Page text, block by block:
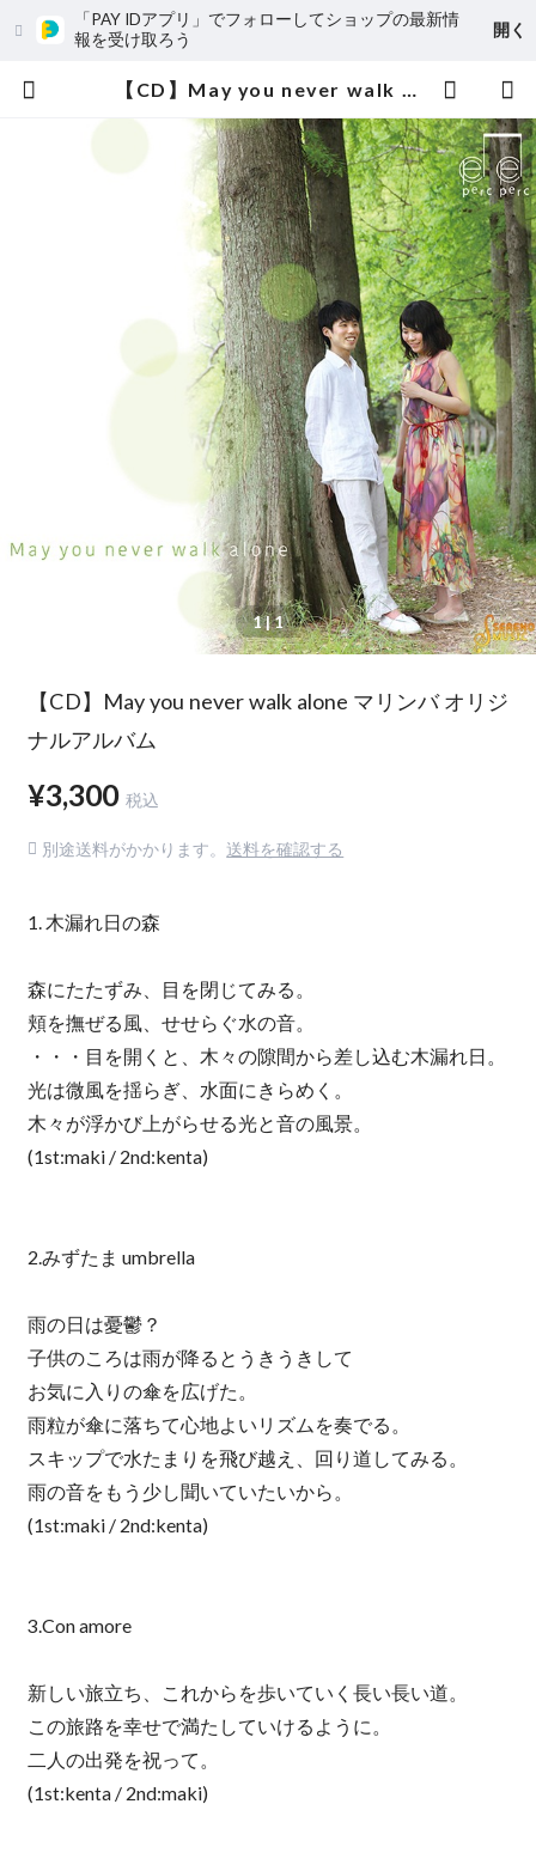
「PAY IDアプリ」でフォローしてショップの最新情
報を受け取ろう
開く
【CD】May you never walk alone マリンバ オリジナルアルバム | Sereno Music セレーノミュージック
1| 1
【CD】May you never walk alone マリンバ オリジ
ナルアルバム
¥3,300 税込
別途送料がかかります。 送料を確認する
1. 木漏れ日の森
森にたたずみ、目を閉じてみる。
頬を撫ぜる風、せせらぐ水の音。
・・・目を開くと、木々の隙間から差し込む木漏れ日。
光は微風を揺らぎ、水面にきらめく。
木々が浮かび上がらせる光と音の風景。
(1st:maki / 2nd:kenta)
2.みずたま umbrella
雨の日は憂鬱？
子供のころは雨が降るとうきうきして
お気に入りの傘を広げた。
雨粒が傘に落ちて心地よいリズムを奏でる。
スキップで水たまりを飛び越え、回り道してみる。
雨の音をもう少し聞いていたいから。
(1st:maki / 2nd:kenta)
3.Con amore
新しい旅立ち、これからを歩いていく長い長い道。
この旅路を幸せで満たしていけるように。
二人の出発を祝って。
(1st:kenta / 2nd:maki)